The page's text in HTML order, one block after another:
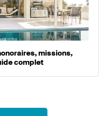
missions,
complet